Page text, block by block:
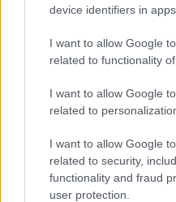
device identifiers in apps.
I want to allow Google
related to functionality
I want to allow Google
related to
I want to allow Google
related to security,
functionality and fraud
user protection.
SEDUTE